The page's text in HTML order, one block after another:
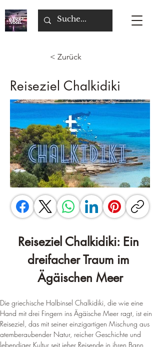
< Zurück
Reiseziel Chalkidiki
Reiseziel Chalkidiki: Ein
dreifacher Traum im
Ägäischen Meer
Die griechische Halbinsel Chalkidiki, die wie eine
Hand mit drei Fingern ins Ägäische Meer ragt, ist ein
Reiseziel, das mit seiner einzigartigen Mischung aus
atemberaubender Natur, reicher Geschichte und
lebendiger Kultur seit jeher Reisende in ihren Bann